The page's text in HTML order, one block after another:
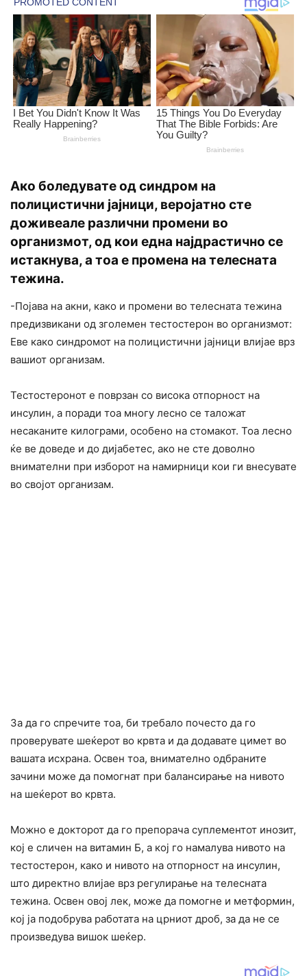
Ако боледувате од синдром на
полицистични јајници, веројатно сте
доживеале различни промени во
организмот, од кои една најдрастично се
истакнува, а тоа е промена на телесната
тежина.
-Појава на акни, како и промени во телесната тежина
предизвикани од зголемен тестостерон во организмот:
Еве како синдромот на полицистични јајници влијае врз
вашиот организам.
Тестостеронот е поврзан со висока отпорност на
инсулин, а поради тоа многу лесно се таложат
несаканите килограми, особено на стомакот. Тоа лесно
ќе ве доведе и до дијабетес, ако не сте доволно
внимателни при изборот на намирници кои ги внесувате
во својот организам.
За да го спречите тоа, би требало почесто да го
проверувате шеќерот во крвта и да додавате цимет во
вашата исхрана. Освен тоа, внимателно одбраните
зачини може да помогнат при балансирање на нивото
на шеќерот во крвта.
Можно е докторот да го препорача суплементот инозит,
кој е сличен на витамин Б, а кој го намалува нивото на
тестостерон, како и нивото на отпорност на инсулин,
што директно влијае врз регулирање на телесната
тежина. Освен овој лек, може да помогне и метформин,
кој ја подобрува работата на црниот дроб, за да не се
произведува вишок шеќер.